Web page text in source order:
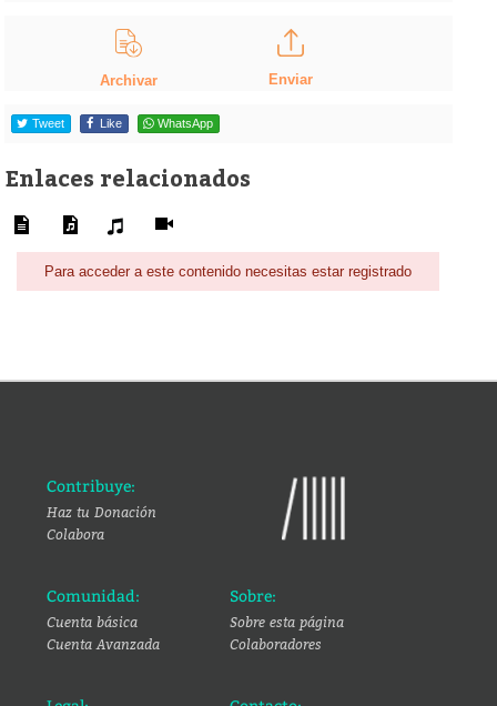
Archivar Enviar
Tweet Like WhatsApp
Enlaces relacionados
Para acceder a este contenido necesitas estar registrado
Contribuye:
Haz tu Donación
Colabora
Comunidad:
Cuenta básica
Cuenta Avanzada
Sobre:
Sobre esta página
Colaboradores